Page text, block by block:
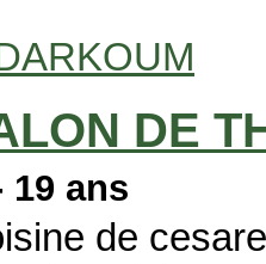
DE
19 ans
de